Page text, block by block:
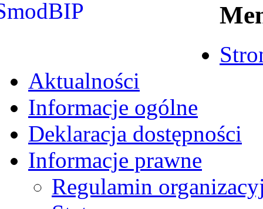
Aktualności
Informacje ogólne
Deklaracja dostępności
Informacje prawne
Regulamin